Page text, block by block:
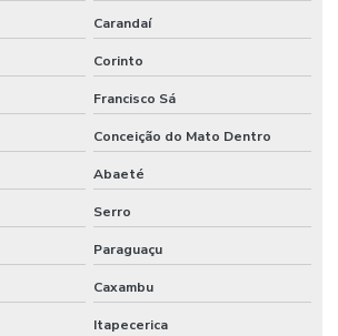
Carandaí
Corinto
Francisco Sá
Conceição do Mato Dentro
Abaeté
Serro
Paraguaçu
Caxambu
Itapecerica